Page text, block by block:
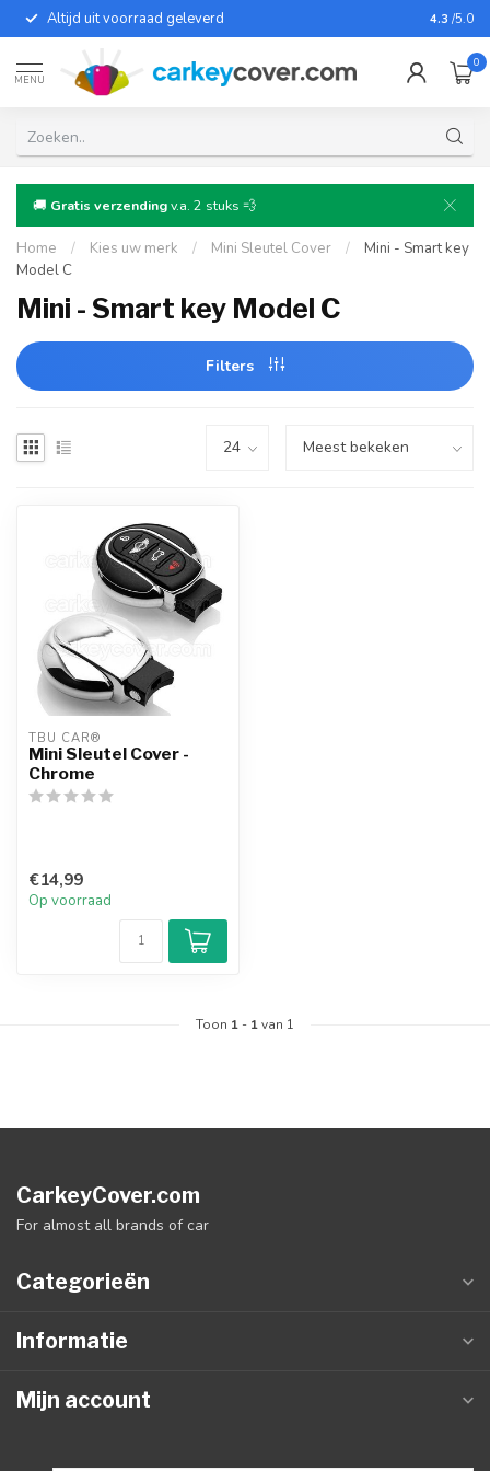
Altijd uit voorraad geleverd Voor
4.3 /5.0
MENU
0
🚚 Gratis verzendingv.a. 2 stuks 💨
Home / Kies uw merk / Mini Sleutel Cover /
Mini - Smart key
Model C
Mini - Smart key Model C
Filters
TBU CAR®
Mini Sleutel Cover -
Chrome
€14,99
Op voorraad
Toon 1 - 1van 1
CarkeyCover.com
For almost all brands of car
Categorieën
Informatie
Mijn account